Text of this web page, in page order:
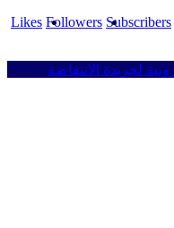
Likes Followers Subscribers